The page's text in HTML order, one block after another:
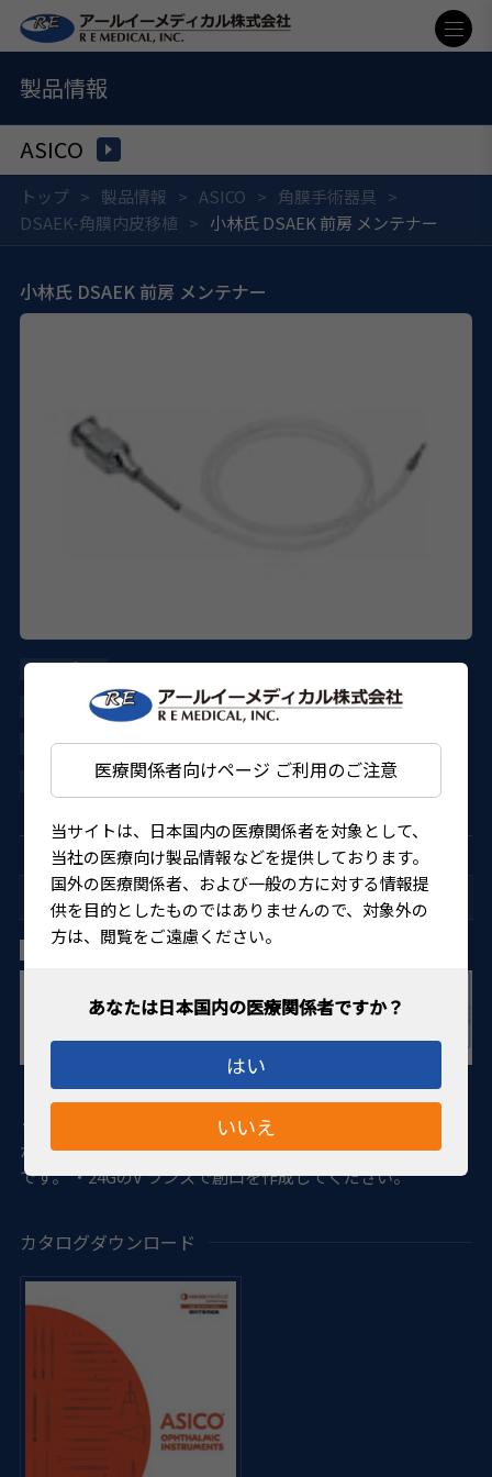
医療関係者向けページ ご利用のご注意
当サイトは、日本国内の医療関係者を対象として、
当社の医療向け製品情報などを提供しております。
国外の医療関係者、および一般の方に対する情報提
供を目的としたものではありませんので、対象外の
方は、閲覧をご遠慮ください。
はい
いいえ
製品情報
ASICO
トップ 製品情報 ASICO
角膜手術器具
DSAEK-角膜内皮移植
小林氏 DSAEK 前房 メンテナー
小林氏 DSAEK 前房 メンテナー
ASICO
27B1X000017802KT
4562150824555
DSAEK（角膜内皮移植）
小林氏 DSAEK前房メンテナー 25G
・眼内挿入部にサンドブラスト加工が施されており、抜けに
くくなるように工夫されています。 ・25Gで非常に使い勝手
が良く、他の様々な症例にも前房メンテナーとして使用可能
です。 ・24GのV ランスで創口を作成してください。
カタログダウンロード